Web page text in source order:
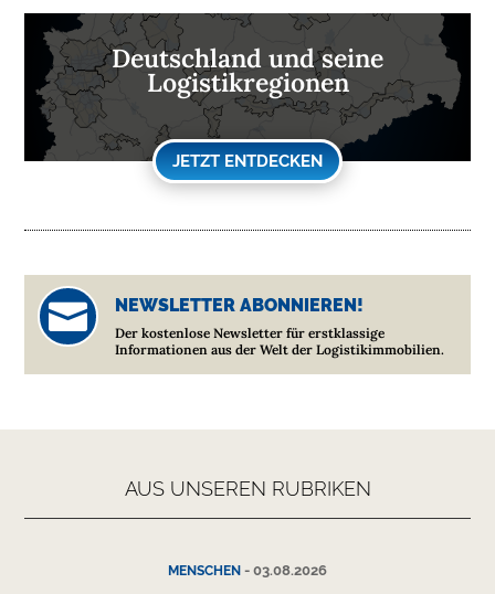
Deutschland und seine
Logistikregionen
JETZT ENTDECKEN
 NEWSLETTER ABONNIEREN!
Der kostenlose Newsletter für erstklassige
Informationen aus der Welt der Logistikimmobilien.
AUS UNSEREN RUBRIKEN
MENSCHEN - 03.08.2026